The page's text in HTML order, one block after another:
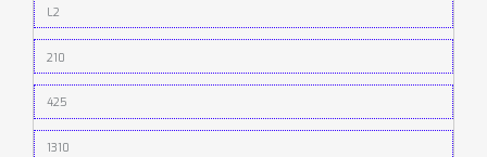
L2
210
425
1310